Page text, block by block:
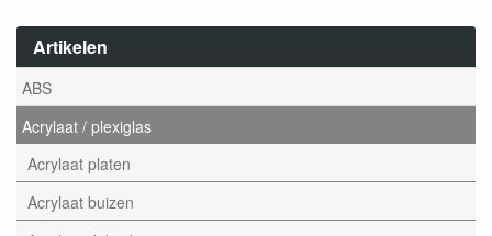
Artikelen
ABS
Acrylaat / plexiglas
Acrylaat platen
Acrylaat buizen